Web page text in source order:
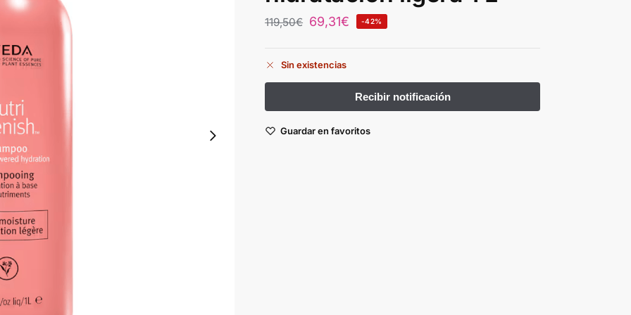
119,50€ 69,31€ -42%
Sin existencias
Guardar en favoritos